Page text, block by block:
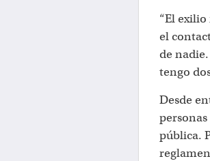
“El
el
de
tengo
Desde
pública.